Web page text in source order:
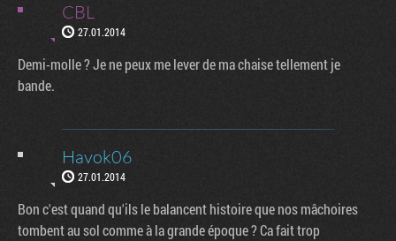
CBL
27.01.2014
Demi-molle ? Je ne peux me lever de ma chaise tellement je
bande.
Havok06
27.01.2014
Bon c'est quand qu'ils le balancent histoire que nos mâchoires
tombent au sol comme à la grande époque ? Ca fait trop